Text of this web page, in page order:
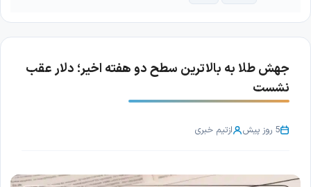
جهش طلا به بالاترین سطح دو هفته اخیر؛ دلار عقب
نشست
5 روز پیش ازتیم خبری